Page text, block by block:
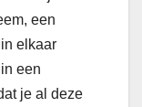
een
elkaar
een
je al deze